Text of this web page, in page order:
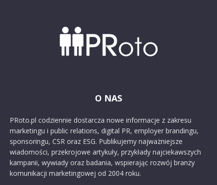
O NAS
PRoto.pl codziennie dostarcza nowe informacje z zakresu
marketingu i public relations, digital PR, employer brandingu,
sponsoringu, CSR oraz ESG. Publikujemy najważniejsze
wiadomości, przekrojowe artykuły, przykłady najciekawszych
kampanii, wywiady oraz badania, wspierając rozwój branży
komunikacji marketingowej od 2004 roku.